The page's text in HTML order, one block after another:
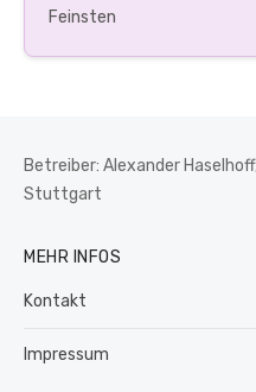
Feinsten
Betreiber: Alexander
Stuttgart
MEHR INFOS
Kontakt
Impressum